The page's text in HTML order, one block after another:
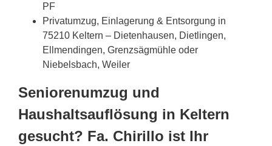
PF
Privatumzug, Einlagerung & Entsorgung in
75210 Keltern – Dietenhausen, Dietlingen,
Ellmendingen, Grenzsägmühle oder
Niebelsbach, Weiler
Seniorenumzug und
Haushaltsauflösung in Keltern
gesucht? Fa. Chirillo ist Ihr